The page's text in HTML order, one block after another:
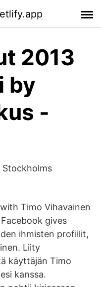
2013
by
-
Stockholms
Timo Vihavainen
gives
ihmisten profiilit,
Liity
käyttäjän Timo
kanssa.